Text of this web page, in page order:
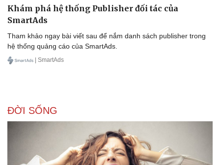
Khám phá hệ thống Publisher đối tác của
SmartAds
Tham khảo ngay bài viết sau để nắm danh sách publisher trong
hệ thống quảng cáo của SmartAds.
| SmartAds
ĐỜI SỐNG